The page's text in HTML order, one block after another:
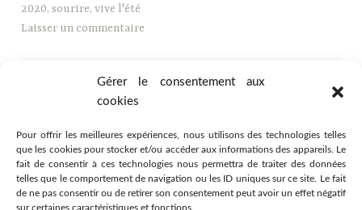
Gérer le consentement aux
cookies
Pour offrir les meilleures expériences, nous utilisons des technologies telles
que les cookies pour stocker et/ou accéder aux informations des appareils. Le
fait de consentir à ces technologies nous permettra de traiter des données
telles que le comportement de navigation ou les ID uniques sur ce site. Le fait
de ne pas consentir ou de retirer son consentement peut avoir un effet négatif
sur certaines caractéristiques et fonctions.
2020,sourire,vive l'été
Laisser un commentaire